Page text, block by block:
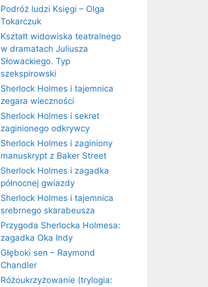
Podróż ludzi Księgi – Olga
Tokarczuk
Kształt widowiska teatralnego
w dramatach Juliusza
Słowackiego. Typ
szekspirowski
Sherlock Holmes i tajemnica
zegara wieczności
Sherlock Holmes i sekret
zaginionego odkrywcy
Sherlock Holmes i zaginiony
manuskrypt z Baker Street
Sherlock Holmes i zagadka
północnej gwiazdy
Sherlock Holmes i tajemnica
srebrnego skarabeusza
Przygoda Sherlocka Holmesa:
zagadka Oka Indy
Głęboki sen – Raymond
Chandler
Różoukrzyżowanie (trylogia: